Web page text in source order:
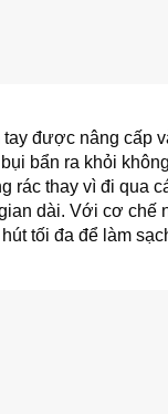
được nâng cấp
bẩn ra khỏi
rác thay vì đi qua
dài. Với cơ
tối đa để làm